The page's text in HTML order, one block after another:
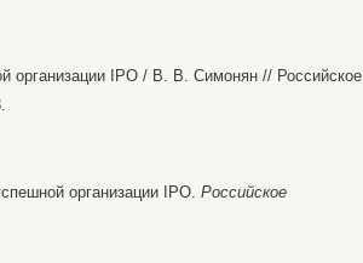
IPO / В. В. Симонян // Российское
организации IPO. Российское